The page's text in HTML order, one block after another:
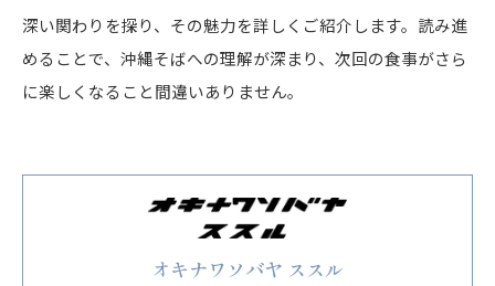
深い関わりを探り、その魅力を詳しくご紹介します。読み進
めることで、沖縄そばへの理解が深まり、次回の食事がさら
に楽しくなること間違いありません。
オキナワソバヤ ススル